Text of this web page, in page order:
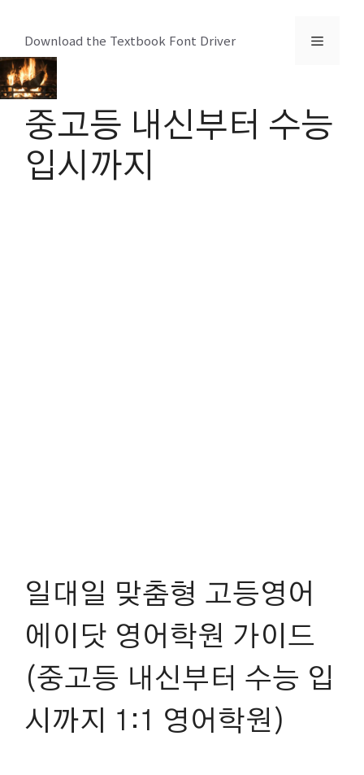
츠
로
Download the Textbook Font Driver 메
중고등 내신부터 수능
입시까지
일대일 맞춤형 고등영어
에이닷 영어학원 가이드
(중고등 내신부터 수능 입
시까지 1:1 영어학원)